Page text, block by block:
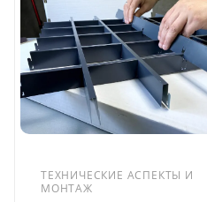
ТЕХНИЧЕСКИЕ АСПЕКТЫ И
МОНТАЖ